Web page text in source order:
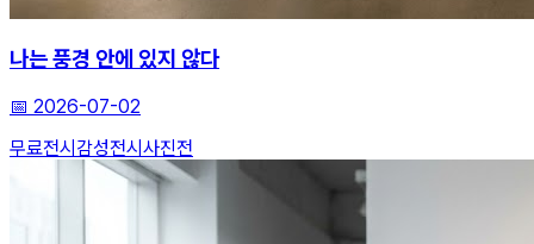
나는 풍경 안에 있지 않다
📅 2026-07-02
무료전시 감성전시 사진전